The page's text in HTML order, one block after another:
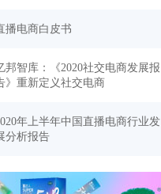
播电商白皮书
邦智库：《2020社交电商发展报
》重新定义社交电商
年上半年中国直播电商行业发
分析报告